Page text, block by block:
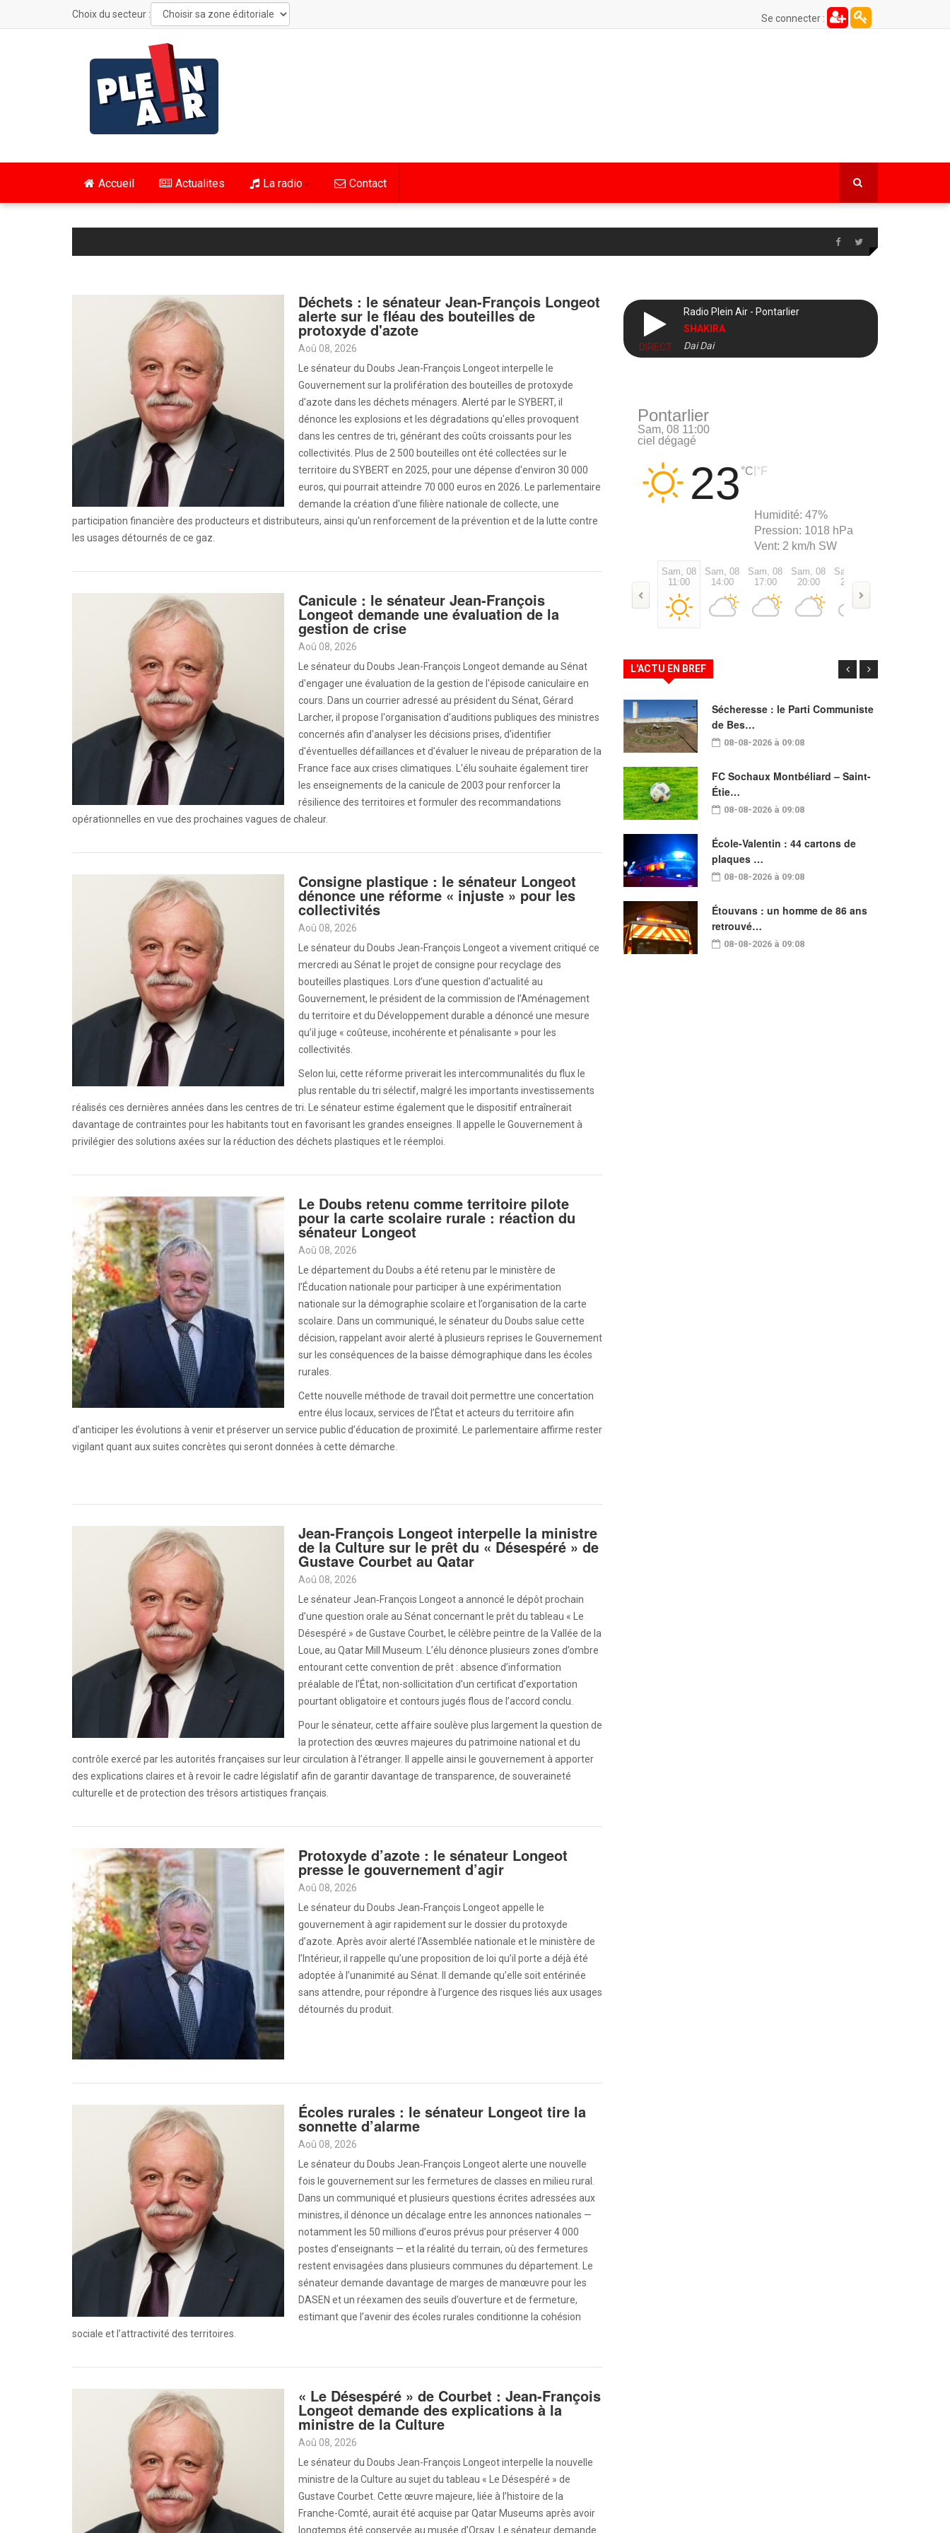
Choix du secteur : Se connecter :
Accueil Actualites La radio Contact
Déchets : le sénateur Jean-François Longeot
alerte sur le fléau des bouteilles de
protoxyde d'azote
Aoû 08, 2026
Le sénateur du Doubs Jean-François Longeot interpelle le
Gouvernement sur la prolifération des bouteilles de protoxyde
d'azote dans les déchets ménagers. Alerté par le SYBERT, il
dénonce les explosions et les dégradations qu'elles provoquent
dans les centres de tri, générant des coûts croissants pour les
collectivités. Plus de 2 500 bouteilles ont été collectées sur le
territoire du SYBERT en 2025, pour une dépense d'environ 30 000
euros, qui pourrait atteindre 70 000 euros en 2026. Le parlementaire
demande la création d'une filière nationale de collecte, une
participation financière des producteurs et distributeurs, ainsi qu'un renforcement de la prévention et de la lutte contre
les usages détournés de ce gaz.
Canicule : le sénateur Jean-François
Longeot demande une évaluation de la
gestion de crise
Aoû 08, 2026
Le sénateur du Doubs Jean-François Longeot demande au Sénat
d'engager une évaluation de la gestion de l'épisode caniculaire en
cours. Dans un courrier adressé au président du Sénat, Gérard
Larcher, il propose l'organisation d'auditions publiques des ministres
concernés afin d'analyser les décisions prises, d'identifier
d'éventuelles défaillances et d'évaluer le niveau de préparation de la
France face aux crises climatiques. L'élu souhaite également tirer
les enseignements de la canicule de 2003 pour renforcer la
résilience des territoires et formuler des recommandations
opérationnelles en vue des prochaines vagues de chaleur.
Consigne plastique : le sénateur Longeot
dénonce une réforme « injuste » pour les
collectivités
Aoû 08, 2026
Le sénateur du Doubs Jean-François Longeot a vivement critiqué ce
mercredi au Sénat le projet de consigne pour recyclage des
bouteilles plastiques. Lors d’une question d’actualité au
Gouvernement, le président de la commission de l’Aménagement
du territoire et du Développement durable a dénoncé une mesure
qu’il juge « coûteuse, incohérente et pénalisante » pour les
collectivités.
Selon lui, cette réforme priverait les intercommunalités du flux le
plus rentable du tri sélectif, malgré les importants investissements
réalisés ces dernières années dans les centres de tri. Le sénateur estime également que le dispositif entraînerait
davantage de contraintes pour les habitants tout en favorisant les grandes enseignes. Il appelle le Gouvernement à
privilégier des solutions axées sur la réduction des déchets plastiques et le réemploi.
Le Doubs retenu comme territoire pilote
pour la carte scolaire rurale : réaction du
sénateur Longeot
Aoû 08, 2026
Le département du Doubs a été retenu par le ministère de
l’Éducation nationale pour participer à une expérimentation
nationale sur la démographie scolaire et l’organisation de la carte
scolaire. Dans un communiqué, le sénateur du Doubs salue cette
décision, rappelant avoir alerté à plusieurs reprises le Gouvernement
sur les conséquences de la baisse démographique dans les écoles
rurales.
Cette nouvelle méthode de travail doit permettre une concertation
entre élus locaux, services de l’État et acteurs du territoire afin
d’anticiper les évolutions à venir et préserver un service public d’éducation de proximité. Le parlementaire affirme rester
vigilant quant aux suites concrètes qui seront données à cette démarche.
Jean‑François Longeot interpelle la ministre
de la Culture sur le prêt du « Désespéré » de
Gustave Courbet au Qatar
Aoû 08, 2026
Le sénateur Jean‑François Longeot a annoncé le dépôt prochain
d’une question orale au Sénat concernant le prêt du tableau « Le
Désespéré » de Gustave Courbet, le célèbre peintre de la Vallée de la
Loue, au Qatar Mill Museum. L’élu dénonce plusieurs zones d’ombre
entourant cette convention de prêt : absence d’information
préalable de l’État, non-sollicitation d’un certificat d’exportation
pourtant obligatoire et contours jugés flous de l’accord conclu.
Pour le sénateur, cette affaire soulève plus largement la question de
la protection des œuvres majeures du patrimoine national et du
contrôle exercé par les autorités françaises sur leur circulation à l’étranger. Il appelle ainsi le gouvernement à apporter
des explications claires et à revoir le cadre législatif afin de garantir davantage de transparence, de souveraineté
culturelle et de protection des trésors artistiques français.
Protoxyde d’azote : le sénateur Longeot
presse le gouvernement d’agir
Aoû 08, 2026
Le sénateur du Doubs Jean‑François Longeot appelle le
gouvernement à agir rapidement sur le dossier du protoxyde
d’azote. Après avoir alerté l’Assemblée nationale et le ministère de
l’Intérieur, il rappelle qu’une proposition de loi qu’il porte a déjà été
adoptée à l’unanimité au Sénat. Il demande qu’elle soit entérinée
sans attendre, pour répondre à l’urgence des risques liés aux usages
détournés du produit.
Écoles rurales : le sénateur Longeot tire la
sonnette d’alarme
Aoû 08, 2026
Le sénateur du Doubs Jean‑François Longeot alerte une nouvelle
fois le gouvernement sur les fermetures de classes en milieu rural.
Dans un communiqué et plusieurs questions écrites adressées aux
ministres, il dénonce un décalage entre les annonces nationales —
notamment les 50 millions d’euros prévus pour préserver 4 000
postes d’enseignants — et la réalité du terrain, où des fermetures
restent envisagées dans plusieurs communes du département. Le
sénateur demande davantage de marges de manœuvre pour les
DASEN et un réexamen des seuils d’ouverture et de fermeture,
estimant que l’avenir des écoles rurales conditionne la cohésion
sociale et l’attractivité des territoires.
« Le Désespéré » de Courbet : Jean-François
Longeot demande des explications à la
ministre de la Culture
Aoû 08, 2026
Le sénateur du Doubs Jean-François Longeot interpelle la nouvelle
ministre de la Culture au sujet du tableau « Le Désespéré » de
Gustave Courbet. Cette œuvre majeure, liée à l’histoire de la
Franche-Comté, aurait été acquise par Qatar Museums après avoir
longtemps été conservée au musée d’Orsay. Le sénateur demande
DIRECT
Radio Plein Air - Pontarlier
SHAKIRA
Dai Dai
Pontarlier
Sam, 08 11:00
ciel dégagé
23 °C °F
Humidité: 47%
Pression: 1018 hPa
Vent: 2 km/h SW
Sam, 08
11:00
Sam, 08
14:00
Sam, 08
17:00
Sam, 08
20:00
Sam, 08
23:00
L'ACTU EN BREF
Sécheresse : le Parti Communiste
de Bes…
08-08-2026 à 09:08
FC Sochaux Montbéliard – Saint-
Étie…
08-08-2026 à 09:08
École-Valentin : 44 cartons de
plaques …
08-08-2026 à 09:08
Étouvans : un homme de 86 ans
retrouvé…
08-08-2026 à 09:08